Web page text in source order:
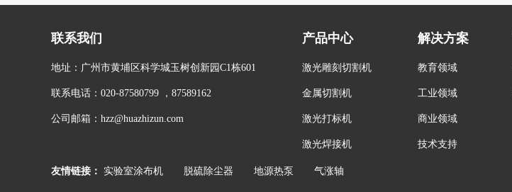
联系我们
地址：广州市黄埔区科学城玉树创新园C1栋601
联系电话：020-87580799 ，87589162
公司邮箱：hzz@huazhizun.com
产品中心
激光雕刻切割机
金属切割机
激光打标机
激光焊接机
解决方案
教育领域
工业领域
商业领域
技术支持
友情链接： 实验室涂布机 脱硫除尘器 地源热泵 气涨轴